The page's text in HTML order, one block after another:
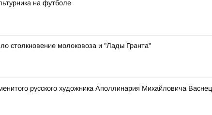
на футболе
столкновение молоковоза и "Лады Гранта"
русского художника Аполлинария Михайловича